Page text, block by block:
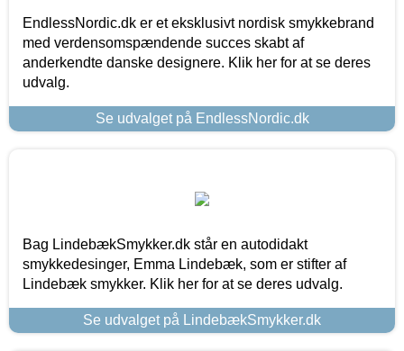
EndlessNordic.dk er et eksklusivt nordisk smykkebrand
med verdensomspændende succes skabt af
anderkendte danske designere. Klik her for at se deres
udvalg.
Se udvalget på EndlessNordic.dk
Bag LindebækSmykker.dk står en autodidakt
smykkedesinger, Emma Lindebæk, som er stifter af
Lindebæk smykker. Klik her for at se deres udvalg.
Se udvalget på LindebækSmykker.dk